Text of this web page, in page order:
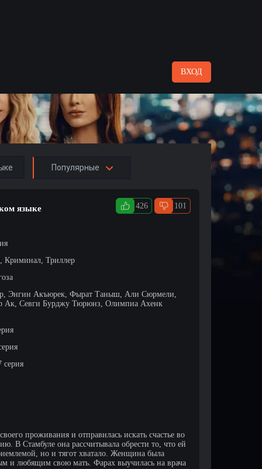
ВХОД
Популярные
языке 426 101
Криминал, Триллер
Энгин Акъюрек, Фырат Таныш, Али Сюрмели,
Ак, Севги Бурджу Тюрюнз, Олимпиа Ахенк
серия
проживания и отправилась искать счастье во
В Стамбуле она рассчитывала обрести то, что ей
но и тягот хватало. Женщина была
и любящим свою мать. Фарах выучилась на врача